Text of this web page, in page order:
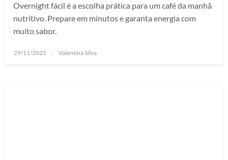
Overnight fácil é a escolha prática para um café da manhã
nutritivo. Prepare em minutos e garanta energia com
muito sabor.
Posted
29/11/2025 Valentina Silva